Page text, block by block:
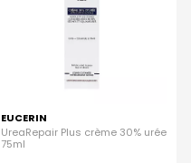
EUCERIN
UreaRepair Plus crème 30% urée
75ml